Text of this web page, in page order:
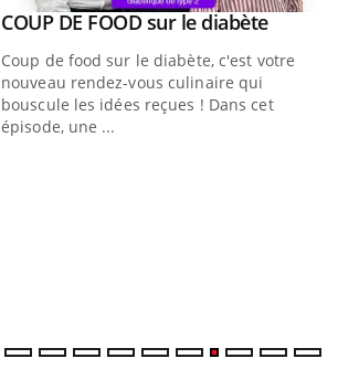
Youtube
COUP DE FOOD sur le diabèteYoutube
Coup de food sur le diabète, c'est votre
nouveau rendez-vous culinaire qui
bouscule les idées reçues ! Dans cet
épisode, une ...